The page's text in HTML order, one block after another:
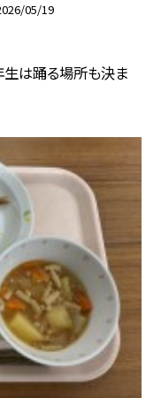
05/19
生は踊る場所も決ま